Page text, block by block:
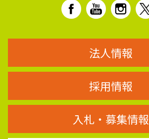
法人情報
採用情報
入札・募集情報